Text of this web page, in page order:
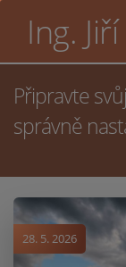
Ing.
Připravte
správně
28. 5. 2026